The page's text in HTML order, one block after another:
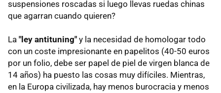
suspensiones roscadas si luego llevas ruedas chinas
que agarran cuando quieren?
La "ley antituning" y la necesidad de homologar todo
con un coste impresionante en papelitos (40-50 euros
por un folio, debe ser papel de piel de virgen blanca de
14 años) ha puesto las cosas muy difíciles. Mientras,
en la Europa civilizada, hay menos burocracia y menos